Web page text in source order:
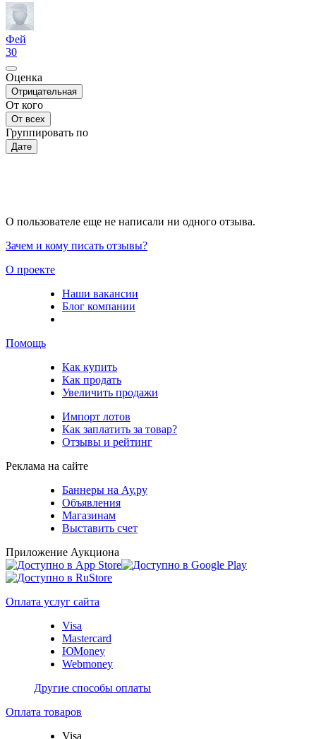
Фей
30
Оценка
Отрицательная
От кого
От всех
Группировать по
Дате
О пользователе еще не написали ни одного отзыва.
Зачем и кому писать отзывы?
О проекте
Наши вакансии
Блог компании
Помощь
Как купить
Как продать
Увеличить продажи
Импорт лотов
Как заплатить за товар?
Отзывы и рейтинг
Реклама на сайте
Баннеры на Ау.ру
Объявления
Магазинам
Выставить счет
Приложение Аукциона
Оплата услуг сайта
Visa
Mastercard
ЮMoney
Webmoney
Другие способы оплаты
Оплата товаров
Visa